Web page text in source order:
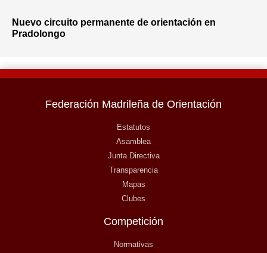
Nuevo circuito permanente de orientación en
Pradolongo
Federación Madrileña de Orientación
Estatutos
Asamblea
Junta Directiva
Transparencia
Mapas
Clubes
Competición
Normativas